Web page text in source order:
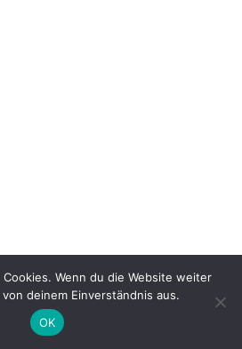
Wenn du die Website weiter
deinem Einverständnis aus.
OK